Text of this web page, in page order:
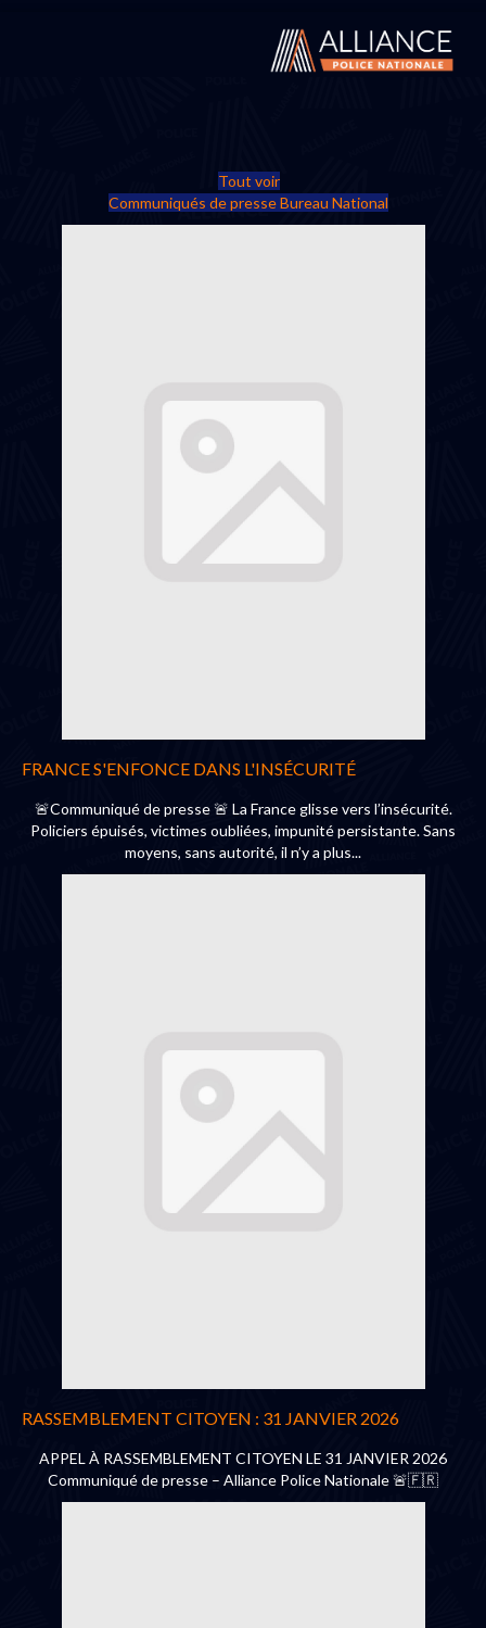
Tout voir
Communiqués de presse Bureau National
FRANCE S'ENFONCE DANS L'INSÉCURITÉ
🚨Communiqué de presse 🚨 La France glisse vers l’insécurité.
Policiers épuisés, victimes oubliées, impunité persistante. Sans
moyens, sans autorité, il n’y a plus...
RASSEMBLEMENT CITOYEN : 31 JANVIER 2026
APPEL À RASSEMBLEMENT CITOYEN LE 31 JANVIER 2026
Communiqué de presse – Alliance Police Nationale 🚨🇫🇷